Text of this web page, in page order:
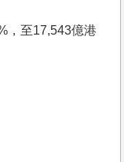
，至17,543億港